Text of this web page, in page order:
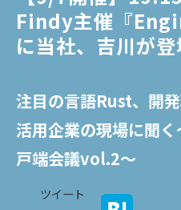
AI
IP＆
Findy主催『
に当社、吉川が登
注目の言語Rust、開
活用企業の現場に聞
戸端会議vol.2〜
ツイート